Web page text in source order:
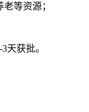
等资源；
天获批。